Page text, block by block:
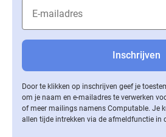
Door te klikken op inschrijven geef je
om je naam en e-mailadres te verwerken
of meer mailings namens Computable. Je
allen tijde intrekken via de af­meld­func­tie in